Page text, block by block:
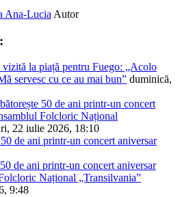
Ana-Lucia Autor
vizită la piață pentru Fuego: „Acolo
servesc cu ce au mai bun” duminică,
50 de ani printr-un concert
Folcloric Național
22 iulie 2026, 18:10
de ani printr-un concert aniversar
Național „Transilvania”
9:48